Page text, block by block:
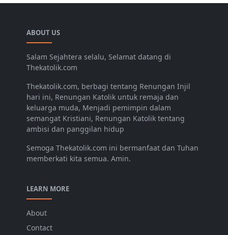
ABOUT US
Salam Sejahtera selalu, Selamat datang di
Thekatolik.com
Thekatolik.com, berbagi tentang Renungan Injil
hari ini, Renungan Katolik untuk remaja dan
keluarga muda, Menjadi pemimpin dalam
semangat Kristiani, Renungan Katolik tentang
ambisi dan panggilan hidup
Semoga Thekatolik.com ini bermanfaat dan Tuhan
memberkati kita semua. Amin.
LEARN MORE
About
Contact